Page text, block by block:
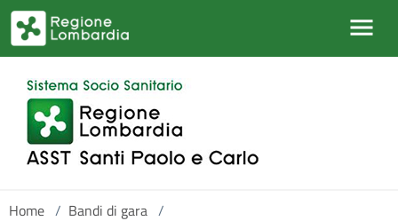
Salta al contenuto principale
Home / Bandi di gara /